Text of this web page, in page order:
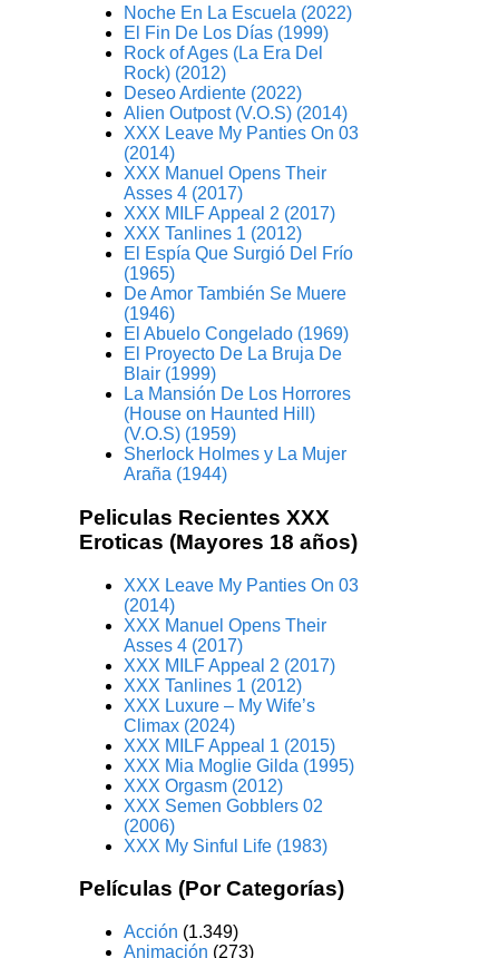
Noche En La Escuela (2022)
El Fin De Los Días (1999)
Rock of Ages (La Era Del
Rock) (2012)
Deseo Ardiente (2022)
Alien Outpost (V.O.S) (2014)
XXX Leave My Panties On 03
(2014)
XXX Manuel Opens Their
Asses 4 (2017)
XXX MILF Appeal 2 (2017)
XXX Tanlines 1 (2012)
El Espía Que Surgió Del Frío
(1965)
De Amor También Se Muere
(1946)
El Abuelo Congelado (1969)
El Proyecto De La Bruja De
Blair (1999)
La Mansión De Los Horrores
(House on Haunted Hill)
(V.O.S) (1959)
Sherlock Holmes y La Mujer
Araña (1944)
Peliculas Recientes XXX
Eroticas (Mayores 18 años)
XXX Leave My Panties On 03
(2014)
XXX Manuel Opens Their
Asses 4 (2017)
XXX MILF Appeal 2 (2017)
XXX Tanlines 1 (2012)
XXX Luxure – My Wife’s
Climax (2024)
XXX MILF Appeal 1 (2015)
XXX Mia Moglie Gilda (1995)
XXX Orgasm (2012)
XXX Semen Gobblers 02
(2006)
XXX My Sinful Life (1983)
Películas (Por Categorías)
Acción (1.349)
Animación (273)